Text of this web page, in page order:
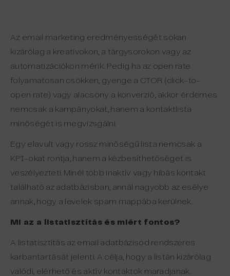
Az email marketing eredményességét sokan
kizárólag a kreatívokon, a tárgysorokon vagy az
automatizációkon mérik. Pedig ha az open rate
folyamatosan csökken, gyenge a CTOR (click-to-
open rate) vagy alacsony a konverzió, akkor érdemes
nemcsak a kampányokat, hanem a kontaktlista
minőségét is megvizsgálni.
Egy elavult vagy rossz minőségű lista nemcsak a
KPI-okat rontja, hanem a kézbesíthetőséget is
veszélyezteti. Minél több inaktív vagy hibás kontakt
található az adatbázisban, annál nagyobb az esélye
annak, hogy a levelek spam mappába kerülnek.
Mi az a listatisztítás és miért fontos?
A listatisztítás az email adatbázisod rendszeres
karbantartását jelenti. A célja, hogy a listán kizárólag
valódi, elérhető és aktív kontaktok maradjanak.